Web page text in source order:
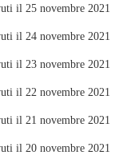
il 25 novembre 2021
il 24 novembre 2021
il 23 novembre 2021
il 22 novembre 2021
il 21 novembre 2021
il 20 novembre 2021